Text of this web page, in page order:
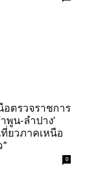
อตรวจราชการ
พูน-ลำปาง’
ยวภาคเหนือ
0